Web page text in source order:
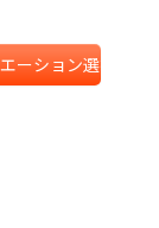
ーション選択